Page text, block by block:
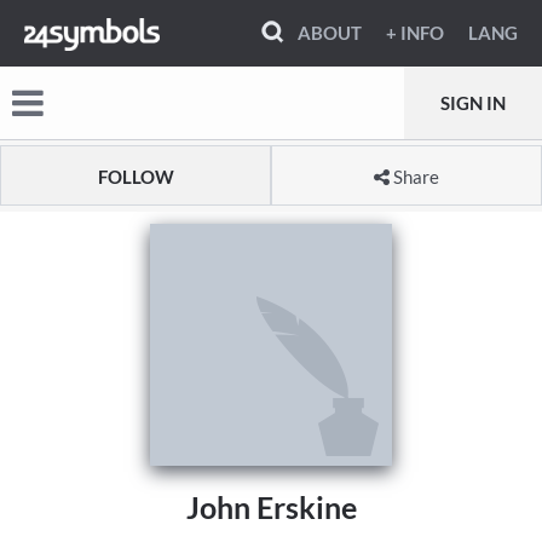
ABOUT + INFO LANG
SIGN IN
FOLLOW Share
John Erskine